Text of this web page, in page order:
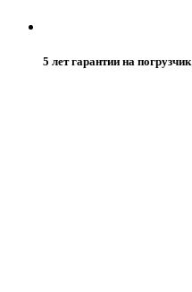
5 лет гарантии на погрузчик